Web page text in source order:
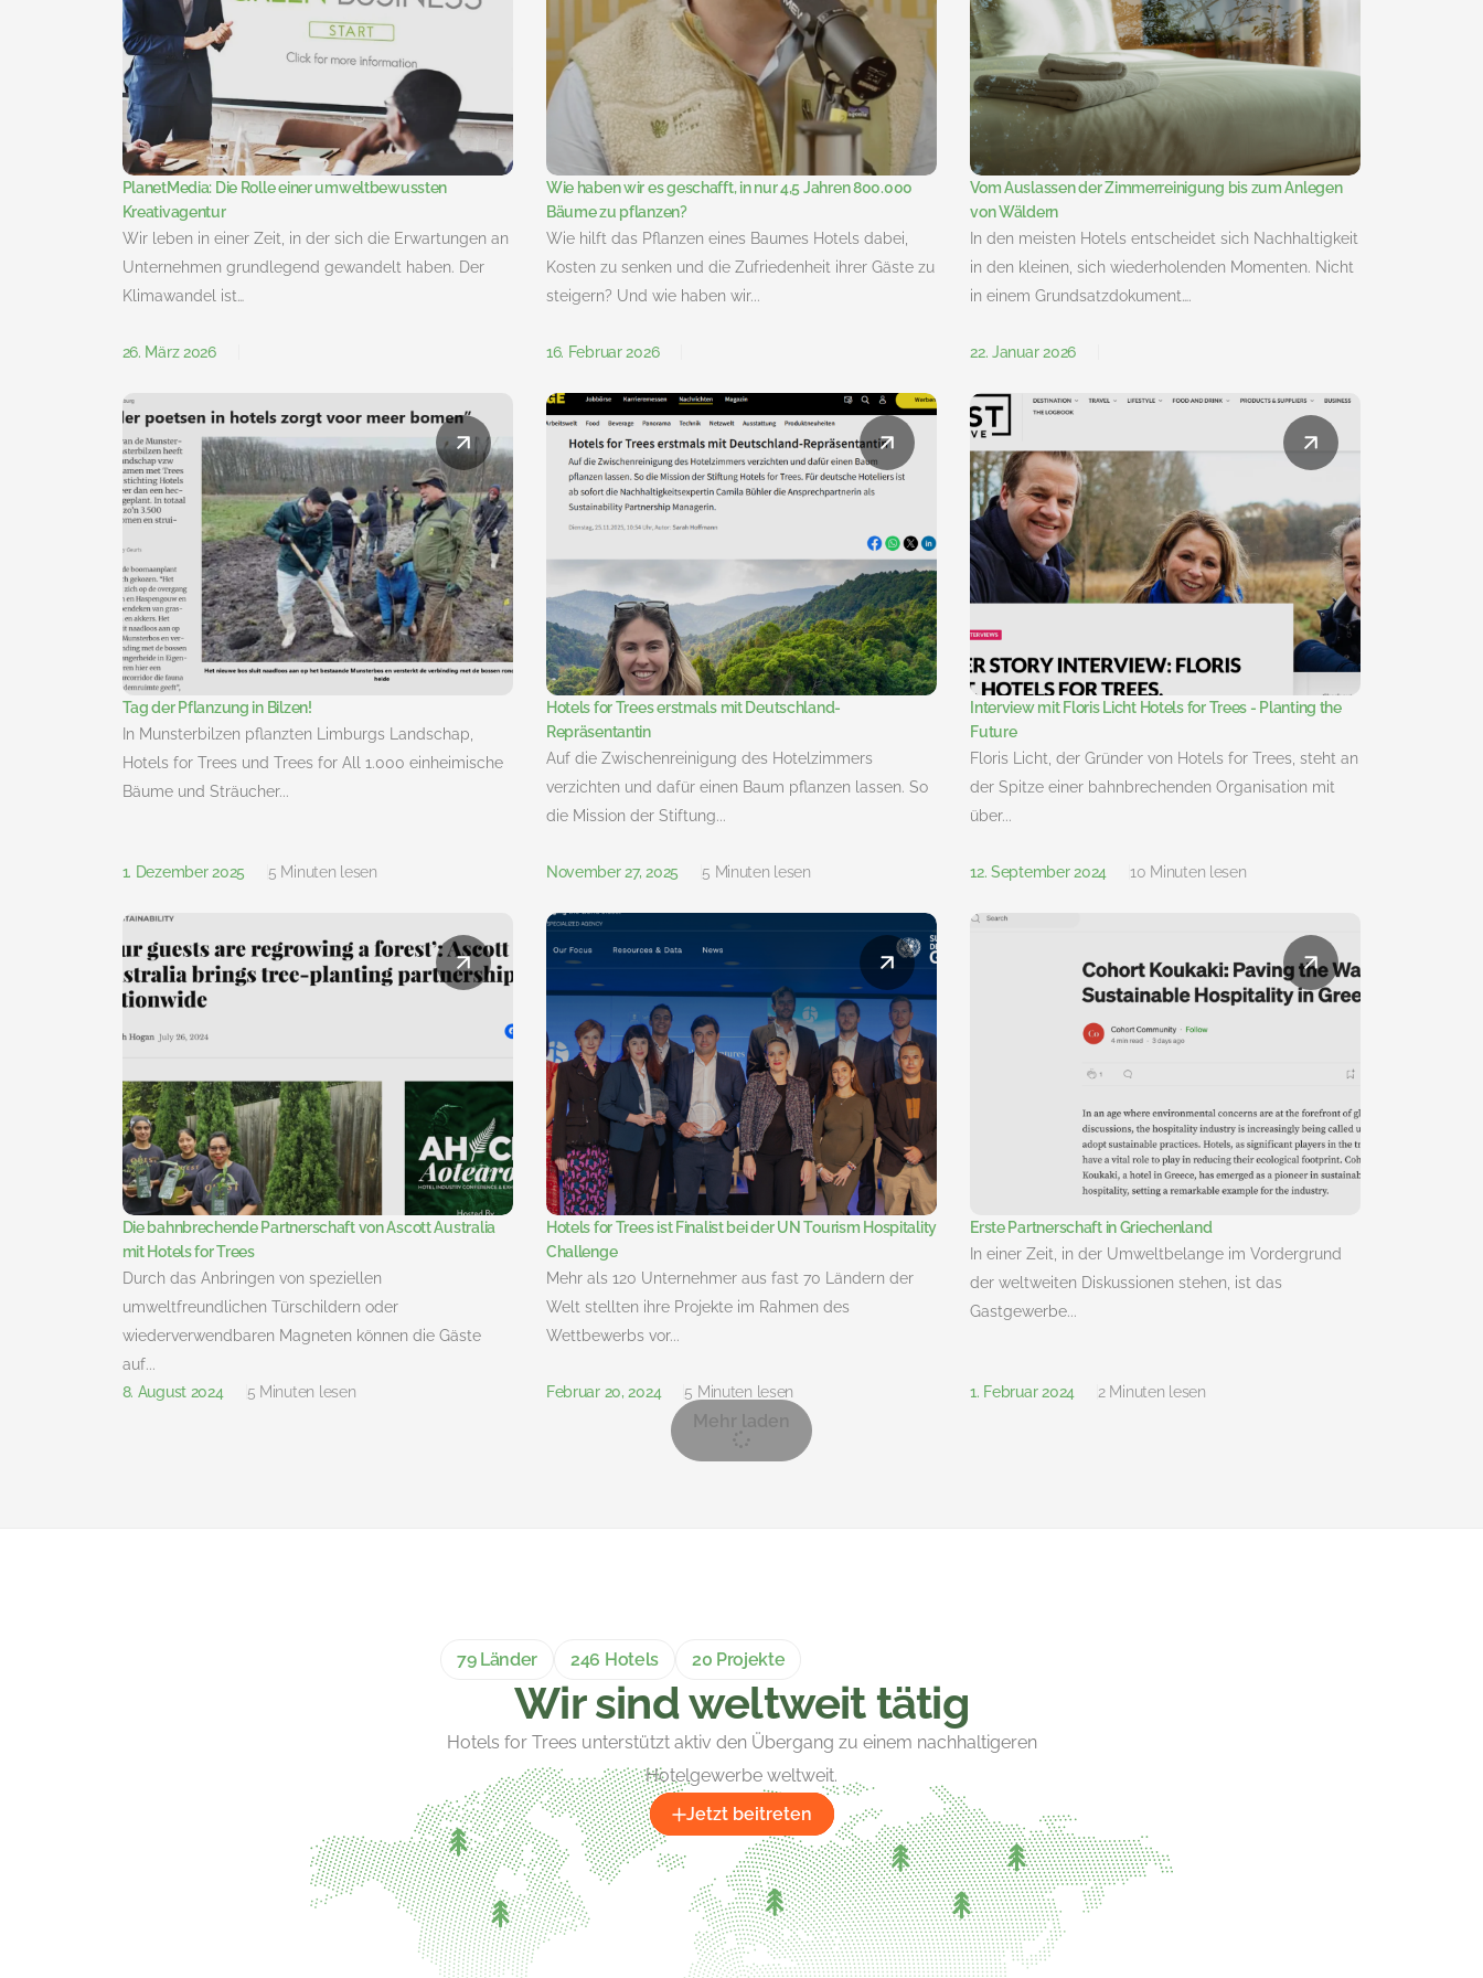
PlanetMedia: Die Rolle einer umweltbewussten
Kreativagentur
Wir leben in einer Zeit, in der sich die Erwartungen an
Unternehmen grundlegend gewandelt haben. Der
Klimawandel ist…
26. März 2026
Wie haben wir es geschafft, in nur 4,5 Jahren 800.000
Bäume zu pflanzen?
Wie hilft das Pflanzen eines Baumes Hotels dabei,
Kosten zu senken und die Zufriedenheit ihrer Gäste zu
steigern? Und wie haben wir...
16. Februar 2026
Vom Auslassen der Zimmerreinigung bis zum Anlegen
von Wäldern
In den meisten Hotels entscheidet sich Nachhaltigkeit
in den kleinen, sich wiederholenden Momenten. Nicht
in einem Grundsatzdokument….
22. Januar 2026
Tag der Pflanzung in Bilzen!
In Munsterbilzen pflanzten Limburgs Landschap,
Hotels for Trees und Trees for All 1.000 einheimische
Bäume und Sträucher...
1. Dezember 2025 5 Minuten lesen
Hotels for Trees erstmals mit Deutschland-
Repräsentantin
Auf die Zwischenreinigung des Hotelzimmers
verzichten und dafür einen Baum pflanzen lassen. So
die Mission der Stiftung...
November 27, 2025 5 Minuten lesen
Interview mit Floris Licht Hotels for Trees - Planting the
Future
Floris Licht, der Gründer von Hotels for Trees, steht an
der Spitze einer bahnbrechenden Organisation mit
über...
12. September 2024 10 Minuten lesen
Die bahnbrechende Partnerschaft von Ascott Australia
mit Hotels for Trees
Durch das Anbringen von speziellen
umweltfreundlichen Türschildern oder
wiederverwendbaren Magneten können die Gäste
auf...
8. August 2024
5 Minuten lesen
Hotels for Trees ist Finalist bei der UN Tourism Hospitality
Challenge
Mehr als 120 Unternehmer aus fast 70 Ländern der
Welt stellten ihre Projekte im Rahmen des
Wettbewerbs vor...
Februar 20, 2024 5 Minuten lesen
Erste Partnerschaft in Griechenland
In einer Zeit, in der Umweltbelange im Vordergrund
der weltweiten Diskussionen stehen, ist das
Gastgewerbe...
1. Februar 2024 2 Minuten lesen
79 Länder 246 Hotels 20 Projekte
Wir sind weltweit tätig
Hotels for Trees unterstützt aktiv den Übergang zu einem nachhaltigeren
Hotelgewerbe weltweit.
Jetzt beitreten